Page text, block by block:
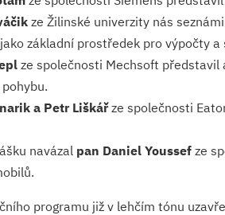
ze Žilinské univerzity nás
základní prostředek pro výpočty a
ze společnosti Mechsoft představil
a Petr Liškářze společnosti
navázal pan Daniel Youssefze
programu již v lehčím tónu